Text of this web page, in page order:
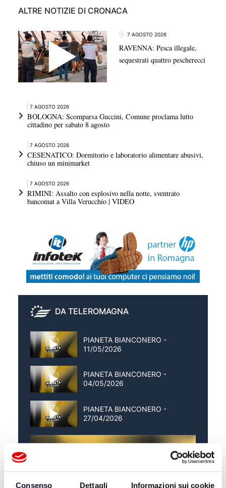
Consenso Dettagli Informazioni sui cookie
ALTRE NOTIZIE DI CRONACA
7 AGOSTO 2026
RAVENNA: Pesca illegale,
sequestrati quattro pescherecci
7 AGOSTO 2026
BOLOGNA: Scomparsa Guccini, Comune proclama lutto
cittadino per sabato 8 agosto
7 AGOSTO 2026
CESENATICO: Dormitorio e laboratorio alimentare abusivi,
chiuso un minimarket
7 AGOSTO 2026
RIMINI: Assalto con esplosivo nella notte, sventrato
bancomat a Villa Verucchio | VIDEO
DA TELEROMAGNA
PIANETA BIANCONERO -
11/05/2026
PIANETA BIANCONERO -
04/05/2026
PIANETA BIANCONERO -
27/04/2026